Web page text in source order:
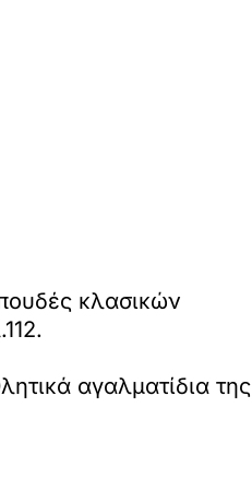
κλασικών
αγαλματίδια της